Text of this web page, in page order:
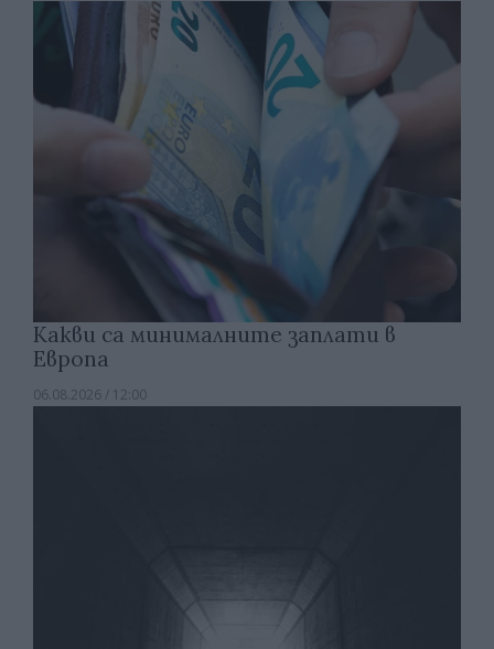
Какви са минималните заплати в
Европа
06.08.2026 / 12:00